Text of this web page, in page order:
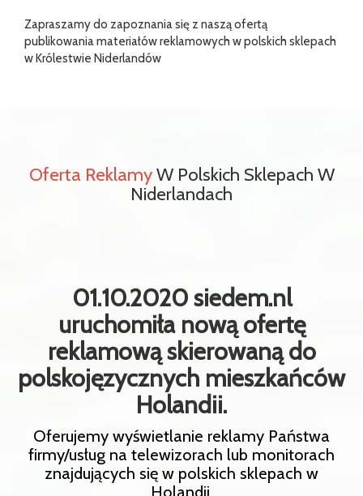
Zapraszamy do zapoznania się z naszą ofertą
publikowania materiałów reklamowych w polskich sklepach
w Królestwie Niderlandów
Oferta ReklamyW Polskich Sklepach W
Niderlandach
01.10.2020 siedem.nl
uruchomiła nową ofertę
reklamową skierowaną do
polskojęzycznych mieszkańców
Holandii.
Oferujemy wyświetlanie reklamy Państwa
firmy/usług na telewizorach lub monitorach
znajdujących się w polskich sklepach w
Holandii.